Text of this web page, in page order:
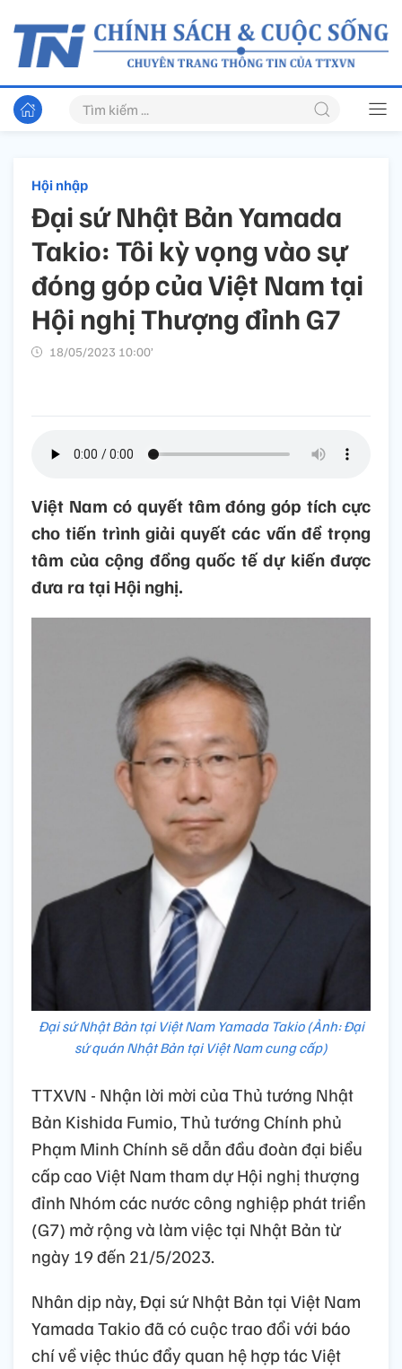
Hội nhập
Đại sứ Nhật Bản Yamada
Takio: Tôi kỳ vọng vào sự
đóng góp của Việt Nam tại
Hội nghị Thượng đỉnh G7
18/05/2023 10:00’
Việt Nam có quyết tâm đóng góp tích cực
cho tiến trình giải quyết các vấn đề trọng
tâm của cộng đồng quốc tế dự kiến được
đưa ra tại Hội nghị.
Đại sứ Nhật Bản tại Việt Nam Yamada Takio (Ảnh: Đại
sứ quán Nhật Bản tại Việt Nam cung cấp)
TTXVN - Nhận lời mời của Thủ tướng Nhật
Bản Kishida Fumio, Thủ tướng Chính phủ
Phạm Minh Chính sẽ dẫn đầu đoàn đại biểu
cấp cao Việt Nam tham dự Hội nghị thượng
đỉnh Nhóm các nước công nghiệp phát triển
(G7) mở rộng và làm việc tại Nhật Bản từ
ngày 19 đến 21/5/2023.
Nhân dịp này, Đại sứ Nhật Bản tại Việt Nam
Yamada Takio đã có cuộc trao đổi với báo
chí về việc thúc đẩy quan hệ hợp tác Việt